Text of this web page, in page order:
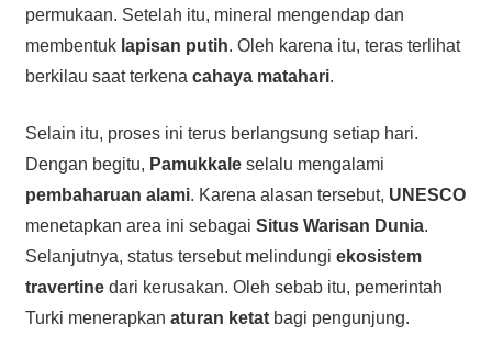
permukaan. Setelah itu, mineral mengendap dan
membentuk lapisan putih. Oleh karena itu, teras terlihat
berkilau saat terkena cahaya matahari.
Selain itu, proses ini terus berlangsung setiap hari.
Dengan begitu, Pamukkaleselalu mengalami
pembaharuan alami. Karena alasan tersebut, UNESCO
menetapkan area ini sebagai Situs Warisan Dunia.
Selanjutnya, status tersebut melindungi ekosistem
travertinedari kerusakan. Oleh sebab itu, pemerintah
Turki menerapkan aturan ketatbagi pengunjung.